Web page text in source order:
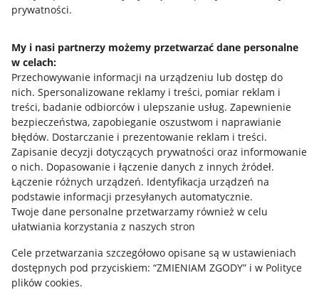
prywatności.
My i nasi partnerzy możemy przetwarzać dane personalne
w celach:
Przechowywanie informacji na urządzeniu lub dostęp do
nich. Spersonalizowane reklamy i treści, pomiar reklam i
treści, badanie odbiorców i ulepszanie usług. Zapewnienie
bezpieczeństwa, zapobieganie oszustwom i naprawianie
błędów. Dostarczanie i prezentowanie reklam i treści.
Zapisanie decyzji dotyczących prywatności oraz informowanie
o nich. Dopasowanie i łączenie danych z innych źródeł.
Łączenie różnych urządzeń. Identyfikacja urządzeń na
podstawie informacji przesyłanych automatycznie.
Twoje dane personalne przetwarzamy również w celu
ułatwiania korzystania z naszych stron
Cele przetwarzania szczegółowo opisane są w ustawieniach
dostępnych pod przyciskiem: “ZMIENIAM ZGODY” i w Polityce
plików cookies.
Jak to działa
Allegro Gadane dla sprzedających
Allegro Gadane dla kupujących
Mapa miejscowości
Informacje prawne
Regulamin
Polityka plików "cookies"
Ustawienia plików "cookies"
Udostępnianie lokalizacji
Informacje dla Aktu o Usługach Cyfrowych